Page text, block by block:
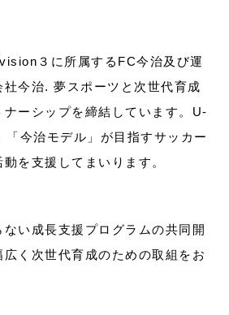
３に所属するFC今治及び運
今治. 夢スポーツと次世代育成
ナーシップを締結しています。U-
「今治モデル」が目指すサッカー
を支援してまいります。
ない成長支援プログラムの共同開
く次世代育成のための取組をお